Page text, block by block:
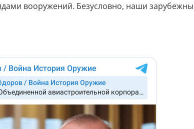
вооружений. Безусловно, наши